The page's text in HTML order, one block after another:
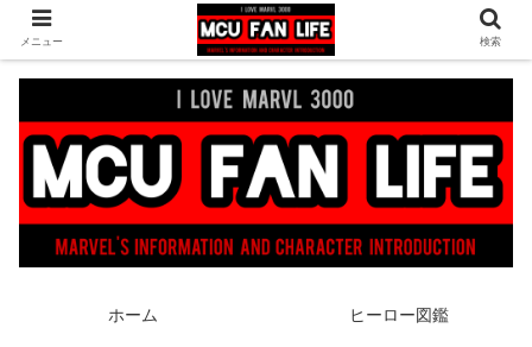
ヒーロー映画やコミック、フィギュアなどマーベル最新情報をお届け！時々
DCもあり！
ホーム ヒーロー図鑑
メニュー 検索